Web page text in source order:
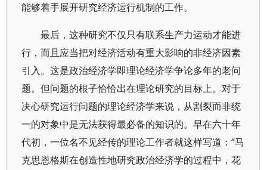
能够着手展开研究经济运行机制的工作。
最后，这种研究不仅只有联系生产力运动才能进
行，而且应当把对经济活动有重大影响的非经济因素
引入。这是政治经济学即理论经济学争论多年的老问
题。但问题的根子恰恰出在理论研究的目标上。对于
决心研究运行问题的理论经济学来说，从割裂而非统
一的对象中是无法获得最必备的知识的。早在六十年
代初，一位名不见经传的理论工作者就这样写道：“马
克思恩格斯在创造性地研究政治经济学的过程中，花